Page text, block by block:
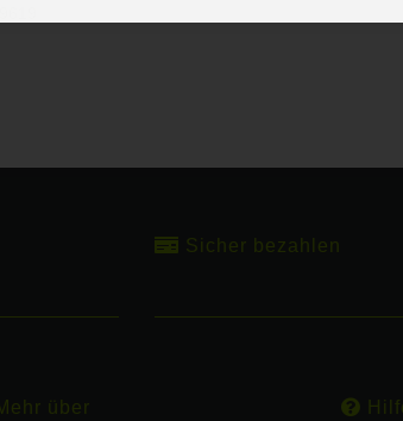
Sicher bezahlen
über